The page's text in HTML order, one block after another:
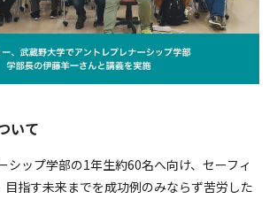
いて
シップ学部の1年生約60名へ向け、セーフィ
目指す未来までを成功例のみならず苦労した